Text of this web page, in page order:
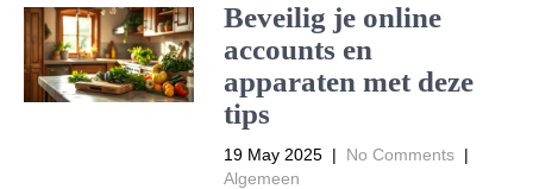
Beveilig je online
accounts en
apparaten met deze
tips
19 May 2025 | No Comments |
Algemeen